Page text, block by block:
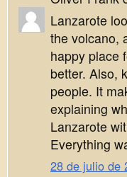
Lanzarote
the volcano,
happy place
better. Also,
people. It
explaining
Lanzarote
Everything
28 de julio de